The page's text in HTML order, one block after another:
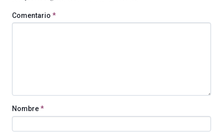
Comentario *
Nombre*